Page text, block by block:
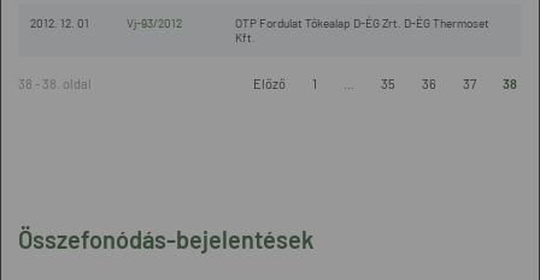
Összefonódás-bejelentések
2012. 12. 01 Vj-93/2012
OTP Fordulat Tőkealap D-ÉG Zrt. D-ÉG Thermoset
Kft.
38 - 38. oldal Előző 1 35 36 37 38